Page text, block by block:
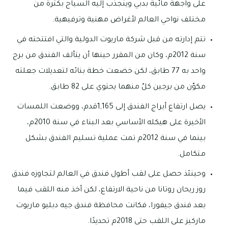
على واجهة مائية بدبي وينجذب إليه السياح بكثرة من
مختلف نواحي العالم لأغراض مهنية وترفيهية.
تتم إدارته من قبل شركة ماريوت الدولية والتي افتتحته في
سنة 2012م، وكان من المقرر حينها أن يتألف الفندق من برج
واحد به 77 طابق، لكن خضعت خطة بنائه لتعديلات جعلته
مكوّن من برجين كلّ منهما يحتوي على 82 طابق.
يصل ارتفاع أبراج الفندق إلى 1,165قدم، ووضعت اللمسات
الأخيرة على هيكله الأساسي بعد البناء في سنة 2010م،
بينما في سنة 2012م تمت عملية تسليم الفندق بشكل
متكامل.
وحينئذ حصل على لقب أطول فندق في العالم لتجاوزه فندق
روز ريحان روتانا من ناحية الارتفاع، لكن أخذ منه اللقب فيما
بعد فندق جيفورا، فكانت محافظة فندق جيه دبليو ماريوت
ماركيز على اللقب حتى 2018م تحديدًا.